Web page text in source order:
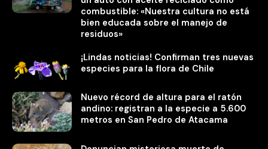
combustible: «Nuestra cultura no está
bien educada sobre el manejo de
residuos»
¡Lindas noticias! Confirman tres nuevas
especies para la flora de Chile
Nuevo récord de altura para el ratón
andino: registran a la especie a 5.600
metros en San Pedro de Atacama